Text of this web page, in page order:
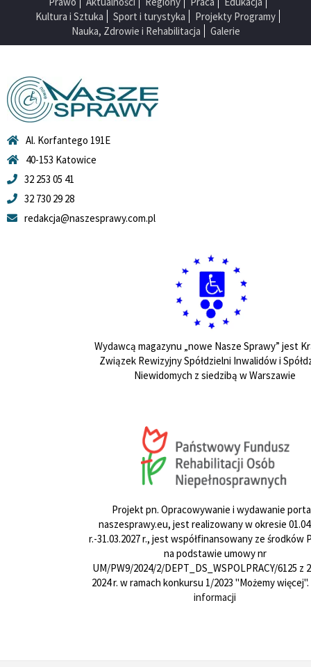
Kultura i Sztuka
Sport i turystyka
Projekty Programy
Nauka, Zdrowie i Rehabilitacja
Galerie
Al. Korfantego 191E
40-153 Katowice
32 253 05 41
32 730 29 28
redakcja@naszesprawy.com.pl
Wydawcą magazynu „nowe Nasze Sprawy” jest
Związek Rewizyjny Spółdzielni Inwalidów i
Niewidomych z siedzibą w Warszawie
Projekt pn. Opracowywanie i wydawanie
naszesprawy.eu, jest realizowany w okresie
r.-31.03.2027 r., jest współfinansowany ze środków
na podstawie umowy nr
UM/PW9/2024/2/DEPT_DS_WSPOLPRACY/6125 z
2024 r. w ramach konkursu 1/2023 "Możemy więcej".
informacji